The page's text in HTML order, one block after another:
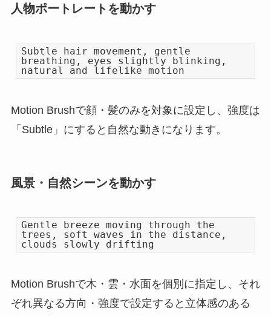
人物ポートレートを動かす
Subtle hair movement, gentle
breathing, eyes slightly blinking,
natural and lifelike motion
Motion Brushで顔・髪のみを対象に設定し、強度は
「Subtle」にすると自然な動きになります。
風景・自然シーンを動かす
Gentle breeze moving through the
trees, soft waves in the distance,
clouds slowly drifting
Motion Brushで木・雲・水面を個別に指定し、それ
ぞれ異なる方向・強度で設定すると立体感のある